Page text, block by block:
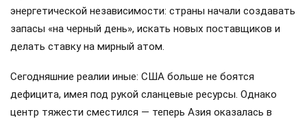
энергетической независимости: страны начали создавать
запасы «на черный день», искать новых поставщиков и
делать ставку на мирный атом.
Сегодняшние реалии иные: США больше не боятся
дефицита, имея под рукой сланцевые ресурсы. Однако
центр тяжести сместился — теперь Азия оказалась в